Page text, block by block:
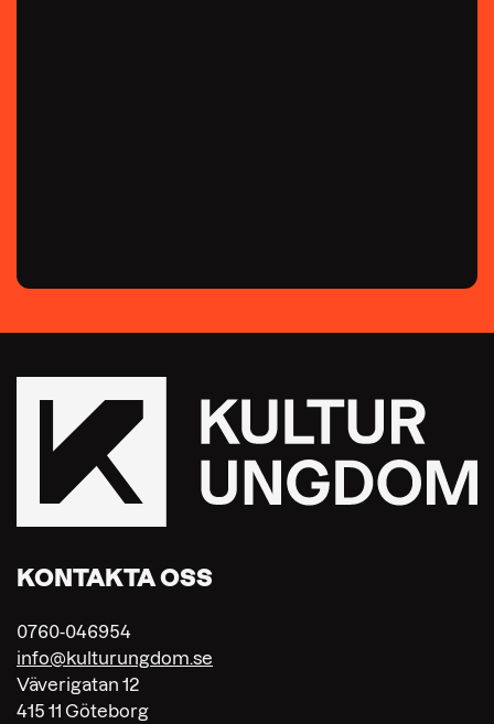
KONTAKTA OSS
0760-046954
info@kulturungdom.se
Väverigatan 12
415 11 Göteborg